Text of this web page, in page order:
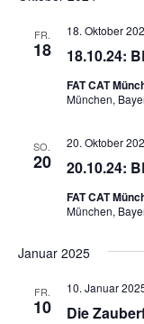
FR.
18 18.10.24:
18. Oktober
FAT CAT
München,
SO.
20 20.10.24:
20. Oktober
FAT CAT
München,
Januar 2025
FR.
10 Die
10. Januar